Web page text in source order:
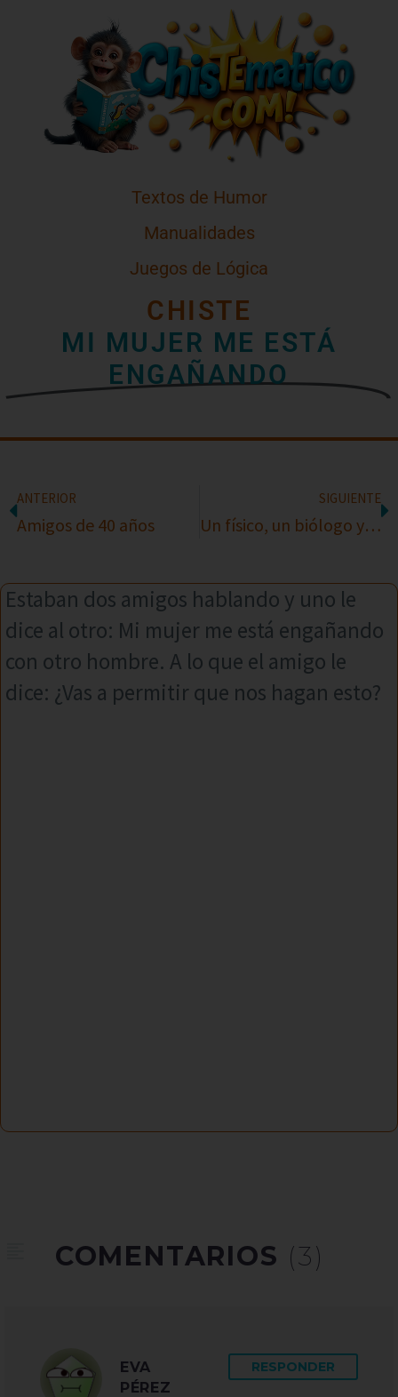
Textos de Humor
Manualidades
Juegos de Lógica
CHISTE
MI MUJER ME ESTÁ
ENGAÑANDO
ANTERIOR
Amigos de 40 años
SIGUIENTE
Un físico, un biólogo y un químico
Estaban dos amigos hablando y uno le
dice al otro: Mi mujer me está engañando
con otro hombre. A lo que el amigo le
dice: ¿Vas a permitir que nos hagan esto?
COMENTARIOS (3)
EVA
PÉREZ
RESPONDER